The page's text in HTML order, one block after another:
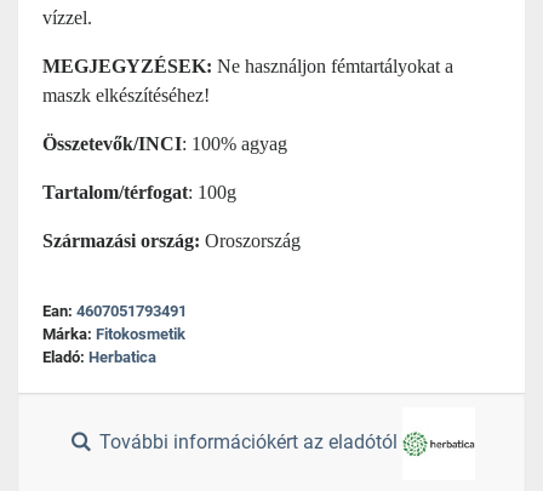
vízzel.
MEGJEGYZÉSEK: Ne használjon fémtartályokat a
maszk elkészítéséhez!
Összetevők/INCI: 100% agyag
Tartalom/térfogat: 100g
Származási ország: Oroszország
Ean: 4607051793491
Márka: Fitokosmetik
Eladó: Herbatica
További információkért az eladótól